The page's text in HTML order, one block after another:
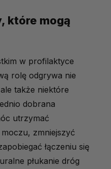
które mogą
w profilaktyce
rolę odgrywa nie
także niektóre
dobrana
utrzymać
zmniejszyć
łączeniu się
płukanie dróg